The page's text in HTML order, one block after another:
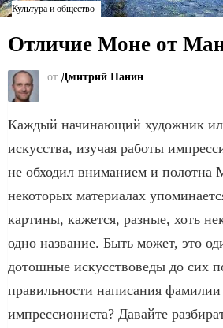
Культура и общество
Отличие Моне от
от Дмитрий Панин
Каждый начинающий художник
искусства, изучая работы
не обходил вниманием и
некоторых материалах
картины, кажется, разные, хоть
одно название. Быть может, это
дотошные искусствоведы до сих
правильности написания фамилии
импрессиониста? Давайте